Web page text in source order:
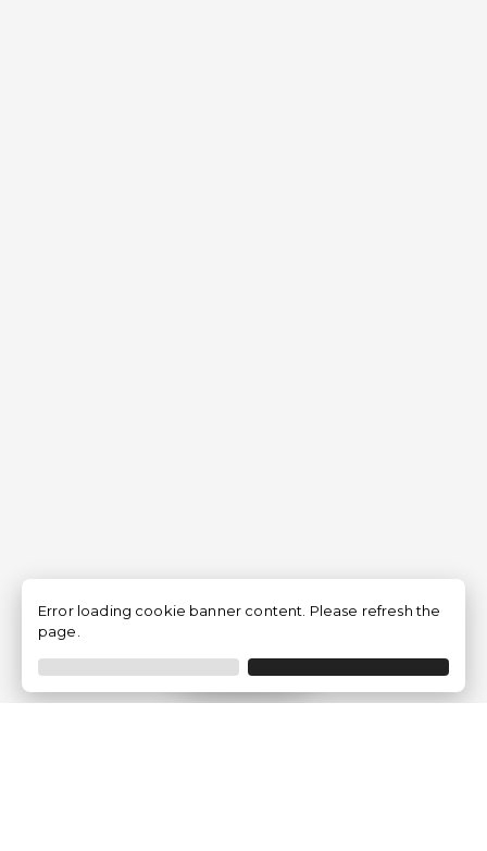
Filtrer
Error loading cookie banner content. Please refresh the
page.